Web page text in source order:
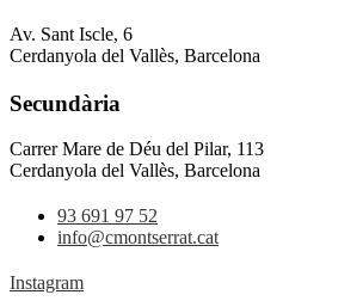
Av. Sant Iscle, 6
Cerdanyola del Vallès, Barcelona
Secundària
Carrer Mare de Déu del Pilar, 113
Cerdanyola del Vallès, Barcelona
93 691 97 52
info@cmontserrat.cat
Instagram